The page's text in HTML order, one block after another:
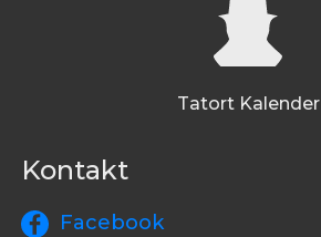
Tatort Kalender
Kontakt
Facebook